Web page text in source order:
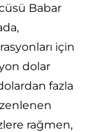
Babar
için
dolar
fazla
rağmen,